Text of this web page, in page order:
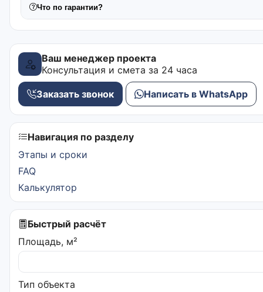
Что по гарантии?
Ваш менеджер проекта
Консультация и смета за 24 часа
Заказать звонок Написать в WhatsApp
Навигация по разделу
Этапы и сроки
FAQ
Калькулятор
Быстрый расчёт
Площадь, м²
Тип объекта